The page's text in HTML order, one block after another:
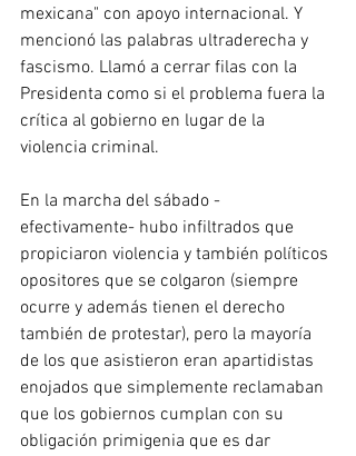
mexicana" con apoyo internacional. Y
mencionó las palabras ultraderecha y
fascismo. Llamó a cerrar filas con la
Presidenta como si el problema fuera la
crítica al gobierno en lugar de la
violencia criminal.
En la marcha del sábado -
efectivamente- hubo infiltrados que
propiciaron violencia y también políticos
opositores que se colgaron (siempre
ocurre y además tienen el derecho
también de protestar), pero la mayoría
de los que asistieron eran apartidistas
enojados que simplemente reclamaban
que los gobiernos cumplan con su
obligación primigenia que es dar